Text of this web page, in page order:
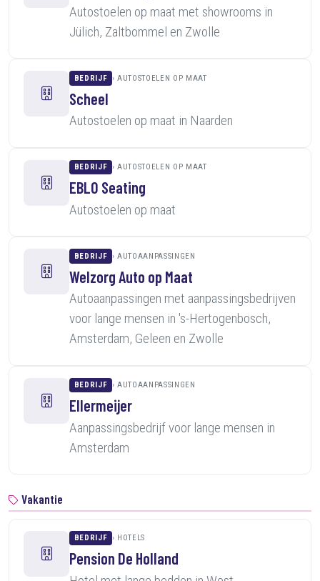
Autostoelen op maat met showrooms in
Jülich, Zaltbommel en Zwolle
BEDRIJF AUTOSTOELEN OP MAAT
Scheel
Autostoelen op maat in Naarden
BEDRIJF AUTOSTOELEN OP MAAT
EBLO Seating
Autostoelen op maat
BEDRIJF AUTOAANPASSINGEN
Welzorg Auto op Maat
Autoaanpassingen met aanpassingsbedrijven
voor lange mensen in 's-Hertogenbosch,
Amsterdam, Geleen en Zwolle
BEDRIJF AUTOAANPASSINGEN
Ellermeijer
Aanpassingsbedrijf voor lange mensen in
Amsterdam
Vakantie
BEDRIJF HOTELS
Pension De Holland